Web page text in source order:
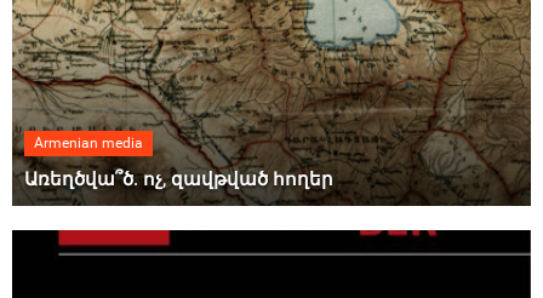
Armenian media
Առեղծվա՞ծ. ոչ, զավթված հողեր